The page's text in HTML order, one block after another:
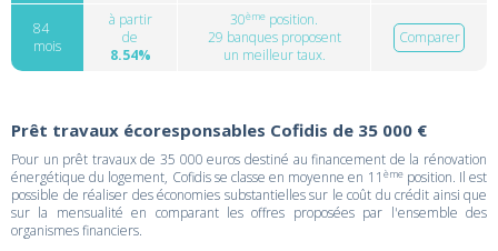
84
mois
à partir
de
8.54%
30ème position.
29 banques proposent
un meilleur taux.
Comparer
Prêt travaux écoresponsables Cofidis de 35 000 €
Pour un prêt travaux de 35 000 euros destiné au financement de la rénovation
énergétique du logement, Cofidis se classe en moyenne en 11 èmeposition. Il est
possible de réaliser des économies substantielles sur le coût du crédit ainsi que
sur la mensualité en comparant les offres proposées par l'ensemble des
organismes financiers.